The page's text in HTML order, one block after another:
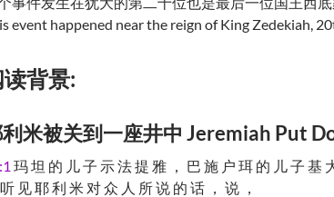
event happened near the reign of King Zedekiah,
背景:
米被关到一座井中 Jeremiah Put
玛 坦 的 儿 子 示 法 提 雅 ， 巴 施 户 珥 的 儿 子 基
见 耶 利 米 对 众 人 所 说 的 话 ， 说 ，